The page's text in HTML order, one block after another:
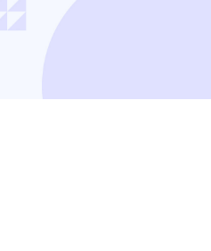
zvýšiť dôveryhodnosť,
a posilniť vašu pozíciu na